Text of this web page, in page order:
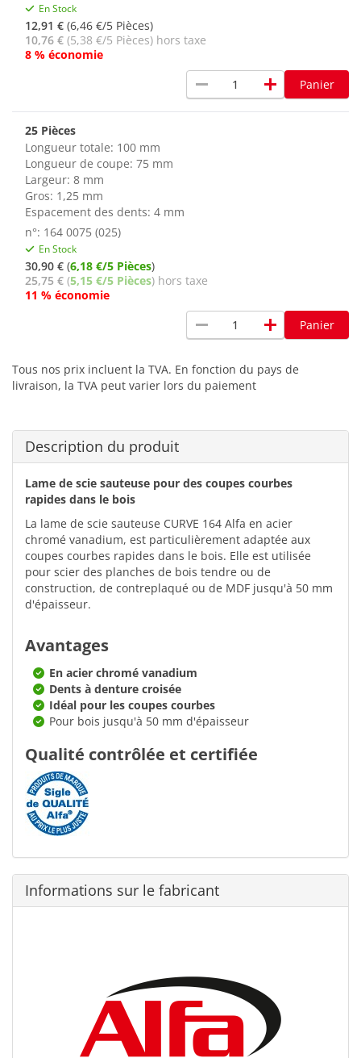
En Stock
12,91 € (6,46 €/5 Pièces)
10,76 € (5,38 €/5 Pièces) hors taxe
8 % économie
remove add Panier
25 Pièces
Longueur totale: 100 mm
Longueur de coupe: 75 mm
Largeur: 8 mm
Gros: 1,25 mm
Espacement des dents: 4 mm
n°: 164 0075 (025)
En Stock
30,90 € (6,18 €/5 Pièces)
25,75 € (5,15 €/5 Pièces) hors taxe
11 % économie
remove add Panier
Tous nos prix incluent la TVA. En fonction du pays de
livraison, la TVA peut varier lors du paiement
Description du produit
Lame de scie sauteuse pour des coupes courbes
rapides dans le bois
La lame de scie sauteuse CURVE 164 Alfa en acier
chromé vanadium, est particulièrement adaptée aux
coupes courbes rapides dans le bois. Elle est utilisée
pour scier des planches de bois tendre ou de
construction, de contreplaqué ou de MDF jusqu'à 50 mm
d'épaisseur.
Avantages
En acier chromé vanadium
Dents à denture croisée
Idéal pour les coupes courbes
Pour bois jusqu'à 50 mm d'épaisseur
Qualité contrôlée et certifiée
Informations sur le fabricant